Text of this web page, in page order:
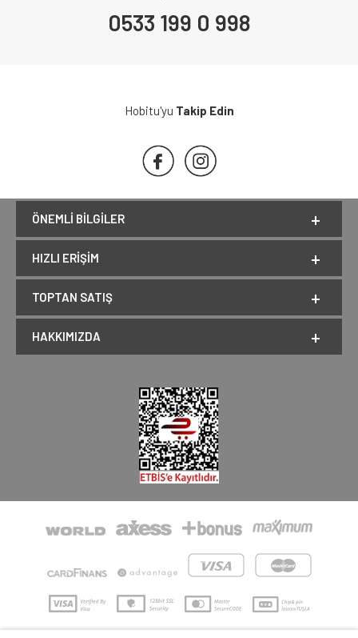
0533 199 0 998
Hobitu'yu Takip Edin
ÖNEMLI BILGILER
HIZLI ERIŞIM
TOPTAN SATIŞ
HAKKIMIZDA